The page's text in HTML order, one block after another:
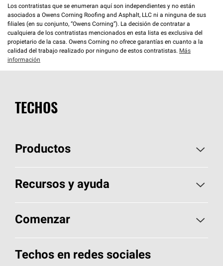
Los contratistas que se enumeran aquí son independientes y no están
asociados a Owens Corning Roofing and Asphalt, LLC ni a ninguna de sus
filiales (en su conjunto, “Owens Corning”). La decisión de contratar a
cualquiera de los contratistas mencionados en esta lista es exclusiva del
propietario de la casa. Owens Corning no ofrece garantías en cuanto a la
calidad del trabajo realizado por ninguno de estos contratistas. Más
información
TECHOS
Productos
Elija sus tejas
Encuentre un contratista
Componentes para techos
Recursos y ayuda
Aspectos básicos sobre techos
Herramientas de diseño y color
Comenzar
Llame al 1-800-GET-PINK®
Techos en redes sociales